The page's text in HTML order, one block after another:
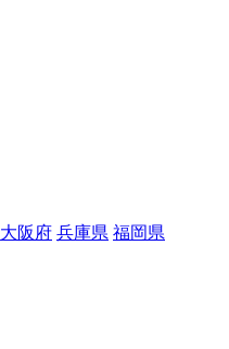
大阪府 兵庫県 福岡県